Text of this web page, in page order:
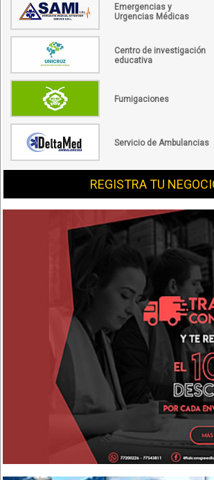
Emergencias y
Urgencias Médicas
Centro de investigación
educativa
Fumigaciones
Servicio de Ambulancias
REGISTRA TU